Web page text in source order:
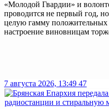
«Молодой Гвардии» и
проводится не первый год,
целую гамму
настроение виновницам
7 августа 2026, 13:49 47